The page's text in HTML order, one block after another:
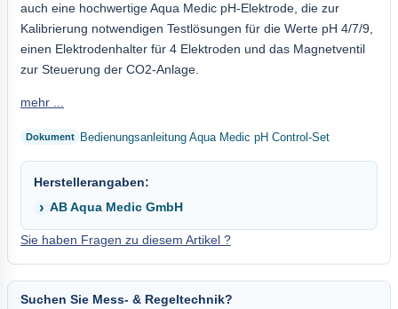
auch eine hochwertige Aqua Medic pH-Elektrode, die zur
Kalibrierung notwendigen Testlösungen für die Werte pH 4/7/9,
einen Elektrodenhalter für 4 Elektroden und das Magnetventil
zur Steuerung der CO2-Anlage.
mehr ...
Bedienungsanleitung Aqua Medic pH Control-Set
Herstellerangaben:
AB Aqua Medic GmbH
Sie haben Fragen zu diesem Artikel ?
Suchen Sie Mess- & Regeltechnik?